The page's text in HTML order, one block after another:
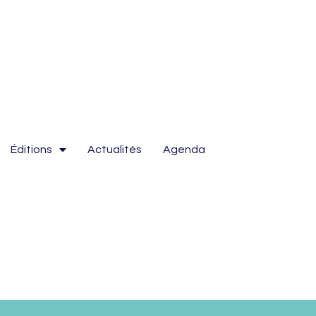
Éditions Actualités Agenda